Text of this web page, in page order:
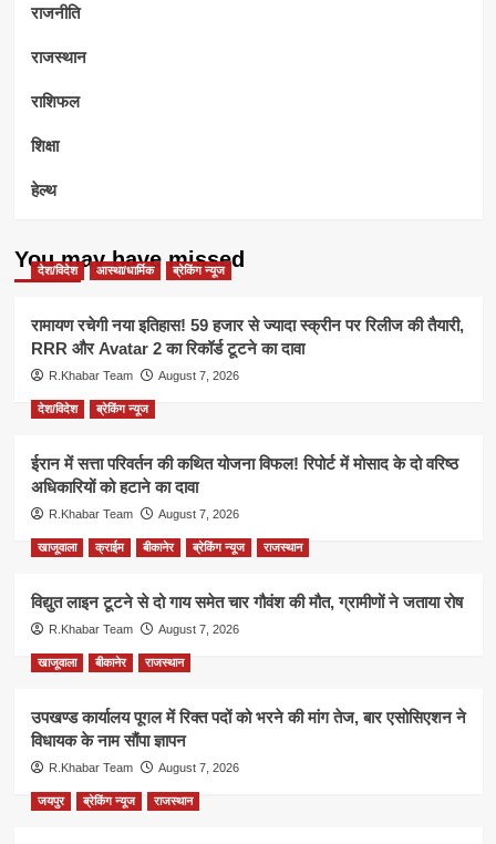
राजनीति
राजस्थान
राशिफल
शिक्षा
हेल्थ
You may have missed
देश/विदेश आस्था/धार्मिक ब्रेकिंग न्यूज
रामायण रचेगी नया इतिहास! 59 हजार से ज्यादा स्क्रीन पर रिलीज की तैयारी,
RRR और Avatar 2 का रिकॉर्ड टूटने का दावा
R.Khabar Team August 7, 2026
देश/विदेश ब्रेकिंग न्यूज
ईरान में सत्ता परिवर्तन की कथित योजना विफल! रिपोर्ट में मोसाद के दो वरिष्ठ
अधिकारियों को हटाने का दावा
R.Khabar Team August 7, 2026
खाजूवाला क्राईम बीकानेर ब्रेकिंग न्यूज राजस्थान
विद्युत लाइन टूटने से दो गाय समेत चार गौवंश की मौत, ग्रामीणों ने जताया रोष
R.Khabar Team August 7, 2026
खाजूवाला बीकानेर राजस्थान
उपखण्ड कार्यालय पूगल में रिक्त पदों को भरने की मांग तेज, बार एसोसिएशन ने
विधायक के नाम सौंपा ज्ञापन
R.Khabar Team August 7, 2026
जयपुर ब्रेकिंग न्यूज राजस्थान